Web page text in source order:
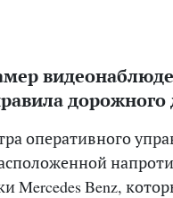
дорожного
оперативного
Mercedes Benz,